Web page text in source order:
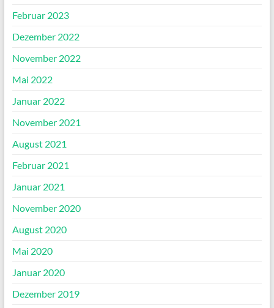
Februar 2023
Dezember 2022
November 2022
Mai 2022
Januar 2022
November 2021
August 2021
Februar 2021
Januar 2021
November 2020
August 2020
Mai 2020
Januar 2020
Dezember 2019